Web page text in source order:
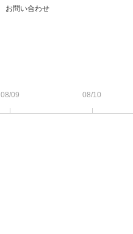
お問い合わせ
08/09 08/10